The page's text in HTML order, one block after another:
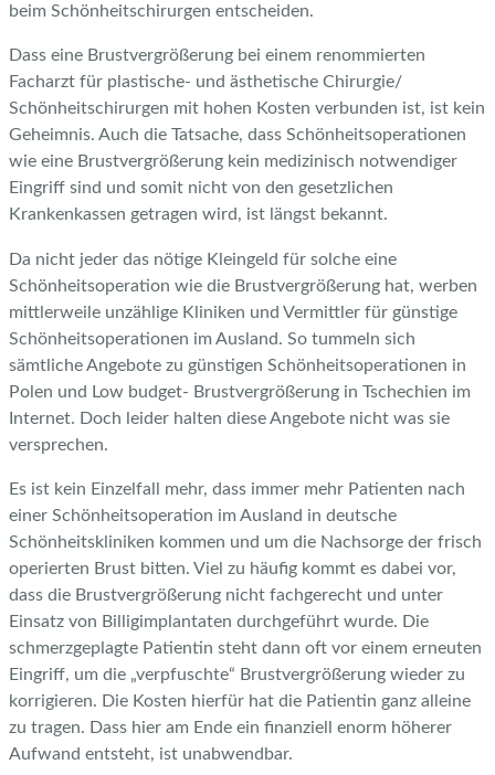
beim Schönheitschirurgen entscheiden.
Dass eine Brustvergrößerung bei einem renommierten
Facharzt für plastische- und ästhetische Chirurgie/
Schönheitschirurgen mit hohen Kosten verbunden ist, ist kein
Geheimnis. Auch die Tatsache, dass Schönheitsoperationen
wie eine Brustvergrößerung kein medizinisch notwendiger
Eingriff sind und somit nicht von den gesetzlichen
Krankenkassen getragen wird, ist längst bekannt.
Da nicht jeder das nötige Kleingeld für solche eine
Schönheitsoperation wie die Brustvergrößerung hat, werben
mittlerweile unzählige Kliniken und Vermittler für günstige
Schönheitsoperationen im Ausland. So tummeln sich
sämtliche Angebote zu günstigen Schönheitsoperationen in
Polen und Low budget- Brustvergrößerung in Tschechien im
Internet. Doch leider halten diese Angebote nicht was sie
versprechen.
Es ist kein Einzelfall mehr, dass immer mehr Patienten nach
einer Schönheitsoperation im Ausland in deutsche
Schönheitskliniken kommen und um die Nachsorge der frisch
operierten Brust bitten. Viel zu häufig kommt es dabei vor,
dass die Brustvergrößerung nicht fachgerecht und unter
Einsatz von Billigimplantaten durchgeführt wurde. Die
schmerzgeplagte Patientin steht dann oft vor einem erneuten
Eingriff, um die „verpfuschte“ Brustvergrößerung wieder zu
korrigieren. Die Kosten hierfür hat die Patientin ganz alleine
zu tragen. Dass hier am Ende ein finanziell enorm höherer
Aufwand entsteht, ist unabwendbar.